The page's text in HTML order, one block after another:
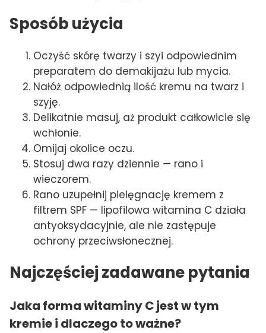
Sposób użycia
Oczyść skórę twarzy i szyi odpowiednim
preparatem do demakijażu lub mycia.
Nałóż odpowiednią ilość kremu na twarz i
szyję.
Delikatnie masuj, aż produkt całkowicie się
wchłonie.
Omijaj okolice oczu.
Stosuj dwa razy dziennie — rano i
wieczorem.
Rano uzupełnij pielęgnację kremem z
filtrem SPF — lipofilowa witamina C działa
antyoksydacyjnie, ale nie zastępuje
ochrony przeciwsłonecznej.
Najczęściej zadawane pytania
Jaka forma witaminy C jest w tym
kremie i dlaczego to ważne?